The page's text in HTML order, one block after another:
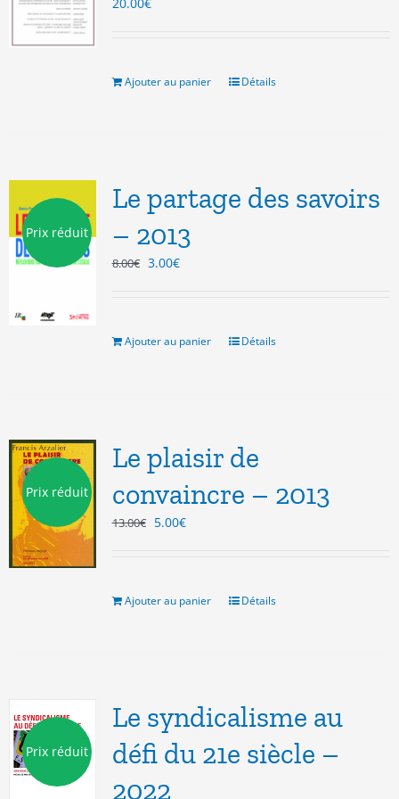
Ajouter au panier Détails
Prix réduit
Le partage des savoirs
– 2013
8.00€ Le
8.00€.
3.00€Le
3.00€.
Ajouter au panier Détails
Prix réduit
Le plaisir de
convaincre – 2013
13.00€ Le
13.00€.
5.00€Le
5.00€.
Ajouter au panier Détails
Prix réduit
Le syndicalisme au
défi du 21e siècle –
2022